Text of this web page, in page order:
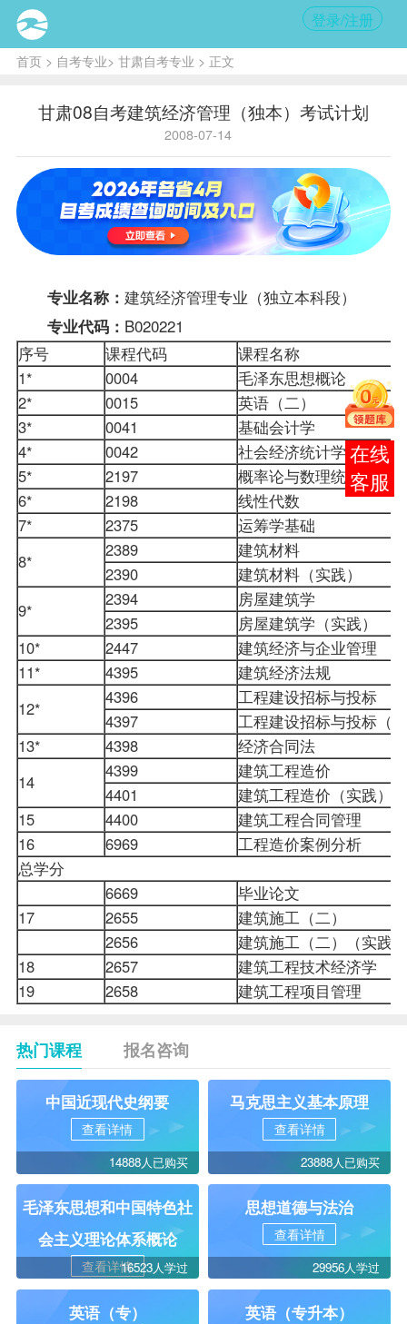
登录/注册
首页> 自考专业> 甘肃自考专业 > 正文
甘肃08自考建筑经济管理（独本）考试计划
2008-07-14
专业名称： 建筑经济管理专业（独立本科段）
专业代码： B020221
序号 课程代码
课程名称
1*
0004
毛泽东思想概论
2*
0015
英语（二）
3*
0041
基础会计学
4*
0042
社会经济统计学原理
5*
2197
概率论与数理统计（二）
6*
2198
线性代数
7*
2375
运筹学基础
8*
2389
建筑材料
2390
建筑材料（实践）
9*
2394
房屋建筑学
2395
房屋建筑学（实践）
10*
2447
建筑经济与企业管理
11*
4395
建筑经济法规
12*
4396
工程建设招标与投标
4397
工程建设招标与投标（
13*
4398 经济合同法
14
4399
建筑工程造价
4401
建筑工程造价（实践）
15
4400
建筑工程合同管理
16
6969
工程造价案例分析
总学分
6669
毕业论文
17
2655
建筑施工（二）
2656
建筑施工（二）（实践）
18
2657
建筑工程技术经济学
19
2658 建筑工程项目管理
热门课程 报名咨询
中国近现代史纲要
查看详情
14888人已购买
马克思主义基本原理
查看详情
23888人已购买
毛泽东思想和中国特色社
会主义理论体系概论
查看详情16523人学过
思想道德与法治
查看详情
29956人学过
英语（专） 英语（专升本）
在线
客服